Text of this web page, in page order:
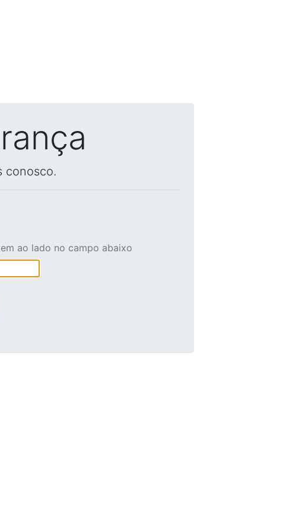
conosco.
ao lado no campo abaixo